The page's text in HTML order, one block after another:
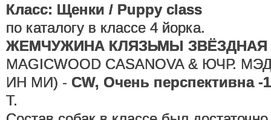
Класс: Щенки / Puppy class
по каталогу в классе 4 йорка.
ЖЕМЧУЖИНА КЛЯЗЬМЫ ЗВЁЗДНАЯ
MAGICWOOD CASANOVA & ЮЧР.
ИН МИ) - CW, Очень перспективна -
Т.